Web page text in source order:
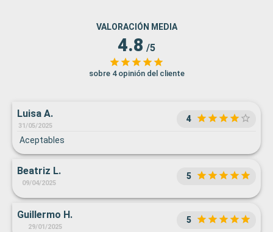
VALORACIÓN MEDIA
4.8 /5
sobre 4 opinión del cliente
Luisa A.
31/05/2025
4
Aceptables
Beatriz L.
09/04/2025
5
Guillermo H.
29/01/2025
5